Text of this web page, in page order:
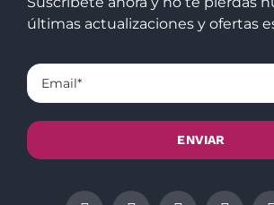
últimas actualizaciones y ofertas